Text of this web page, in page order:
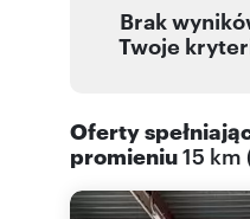
Brak
Twoje
Oferty
promieniu15 km